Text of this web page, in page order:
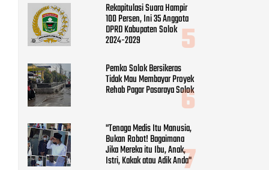
Rekapitulasi Suara Hampir
100 Persen, Ini 35 Anggota
DPRD Kabupaten Solok
2024-2029
Pemko Solok Bersikeras
Tidak Mau Membayar Proyek
Rehab Pagar Pasaraya Solok
"Tenaga Medis Itu Manusia,
Bukan Robot! Bagaimana
Jika Mereka itu Ibu, Anak,
Istri, Kakak atau Adik Anda"